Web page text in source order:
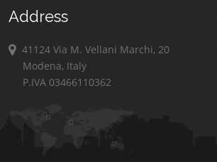
Address
41124 Via M. Vellani Marchi, 20
Modena, Italy
P.IVA 03466110362